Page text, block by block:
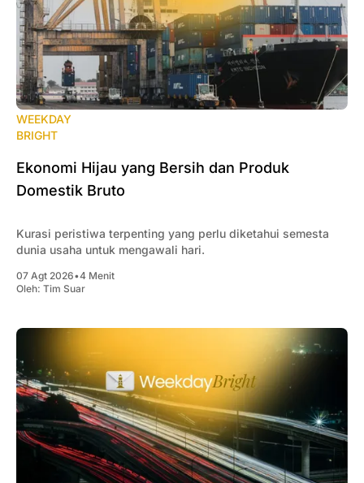
WEEKDAY
BRIGHT
Ekonomi Hijau yang Bersih dan Produk
Domestik Bruto
Kurasi peristiwa terpenting yang perlu diketahui semesta
dunia usaha untuk mengawali hari.
07 Agt 2026•4 Menit
Oleh: Tim Suar